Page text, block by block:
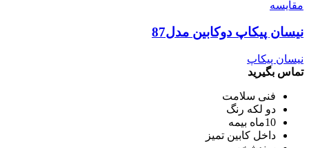
مقایسه
نیسان پیکاپ دوکابین مدل87
نیسان پیکاپ
تماس بگیرید
فنی سلامت
دو لکه رنگ
10ماه بیمه
داخل کابین تمیز